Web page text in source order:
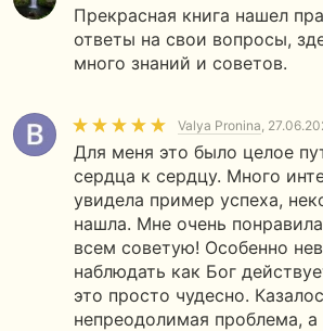
Прекрасная книга нашел
ответы на свои вопросы,
много знаний и советов.
Valya Pronina,
Для меня это было целое
сердца к сердцу. Много
увидела пример успеха,
нашла. Мне очень
всем советую! Особенно
наблюдать как Бог
это просто чудесно.
непреодолимая проблема, а